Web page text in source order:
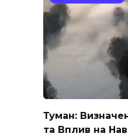
Туман:
та Вплив на